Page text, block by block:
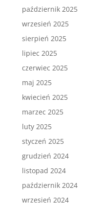
październik 2025
wrzesień 2025
sierpień 2025
lipiec 2025
czerwiec 2025
maj 2025
kwiecień 2025
marzec 2025
luty 2025
styczeń 2025
grudzień 2024
listopad 2024
październik 2024
wrzesień 2024